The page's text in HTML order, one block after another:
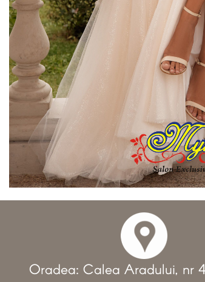
Oradea: Calea Aradului, nr